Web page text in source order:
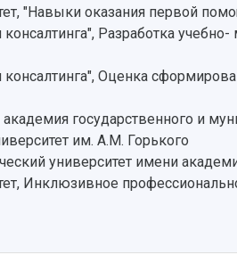
"Навыки оказания первой
Разработка
Оценка
государственного и
им. А.М. Горького
университет имени
Инклюзивное